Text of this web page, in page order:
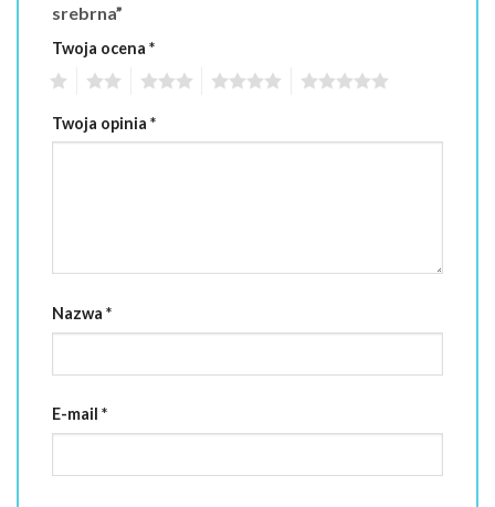
srebrna”
Twoja ocena *
Twoja opinia *
Nazwa *
E-mail *